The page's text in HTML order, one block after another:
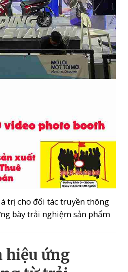
trị cho đối tác truyền thông
bày trải nghiệm sản phẩm
hiệu ứng